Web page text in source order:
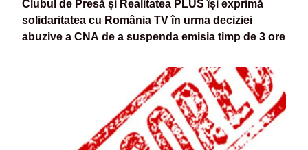
Clubul de Presă și Realitatea PLUS își exprimă
solidaritatea cu România TV în urma deciziei
abuzive a CNA de a suspenda emisia timp de 3 ore